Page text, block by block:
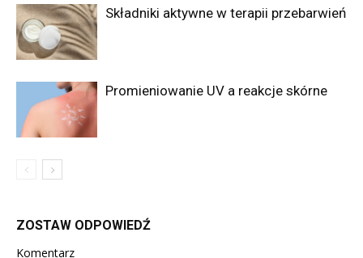
Składniki aktywne w terapii przebarwień
Promieniowanie UV a reakcje skórne
ZOSTAW ODPOWIEDŹ
Komentarz